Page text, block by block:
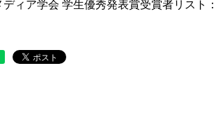
ィア学会 学生優秀発表賞受賞者リスト：